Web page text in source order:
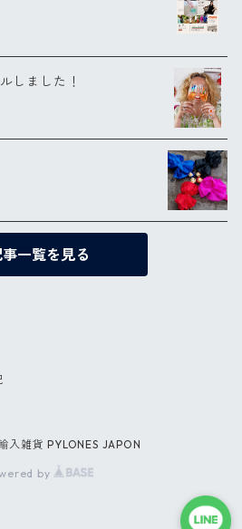
しました！
一覧を見る
入雑貨 PYLONES JAPON
by